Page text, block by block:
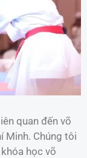
quan đến võ
Minh. Chúng tôi
học võ